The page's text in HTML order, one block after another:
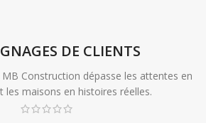
DE CLIENTS
Construction dépasse les attentes en
les maisons en histoires réelles.